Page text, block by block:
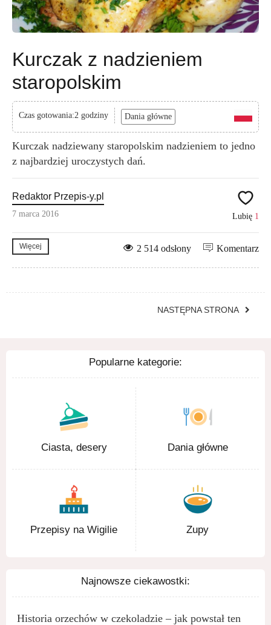
Kurczak z nadzieniem
staropolskim
Czas gotowania:2 godziny Dania główne
Kurczak nadziewany staropolskim nadzieniem to jedno
z najbardziej uroczystych dań.
Redaktor Przepis-y.pl
7 marca 2016 Lubię 1
Więcej Komentarz
2 514 odsłony
NASTĘPNA STRONA
Popularne kategorie:
Ciasta, desery Dania główne
Przepisy na Wigilie Zupy
Najnowsze ciekawostki:
Historia orzechów w czekoladzie – jak powstał ten